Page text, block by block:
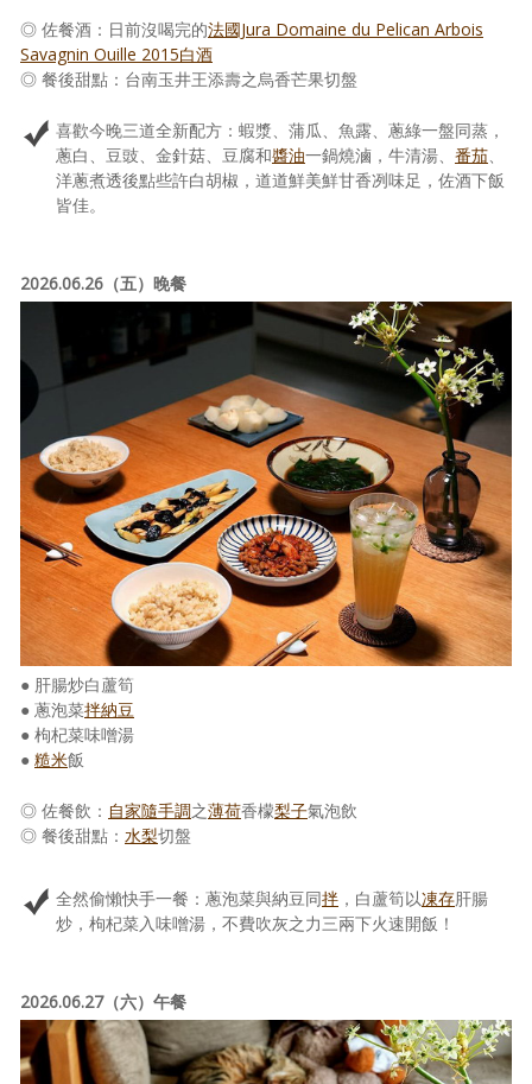
◎ 佐餐酒：日前沒喝完的法國Jura Domaine du Pelican Arbois
Savagnin Ouille 2015白酒
◎ 餐後甜點：台南玉井王添壽之烏香芒果切盤
喜歡今晚三道全新配方：蝦漿、蒲瓜、魚露、蔥綠一盤同蒸，
蔥白、豆豉、金針菇、豆腐和醬油一鍋燒滷，牛清湯、 番茄、
洋蔥煮透後點些許白胡椒，道道鮮美鮮甘香冽味足，佐酒下飯
皆佳。
2026.06.26（五）晚餐
● 肝腸炒白蘆筍
● 蔥泡菜拌納豆
● 枸杞菜味噌湯
● 糙米飯
◎ 佐餐飲： 自家隨手調之薄荷香檬梨子氣泡飲
◎ 餐後甜點： 水梨切盤
全然偷懶快手一餐：蔥泡菜與納豆同拌 ，白蘆筍以凍存肝腸
炒，枸杞菜入味噌湯，不費吹灰之力三兩下火速開飯！
2026.06.27（六）午餐